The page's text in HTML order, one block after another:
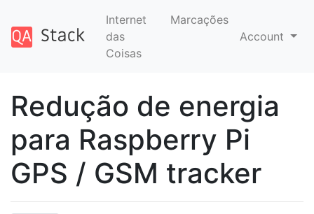
Internet
das
Coisas
Marcações
Account
Redução de energia
para Raspberry Pi
GPS / GSM tracker